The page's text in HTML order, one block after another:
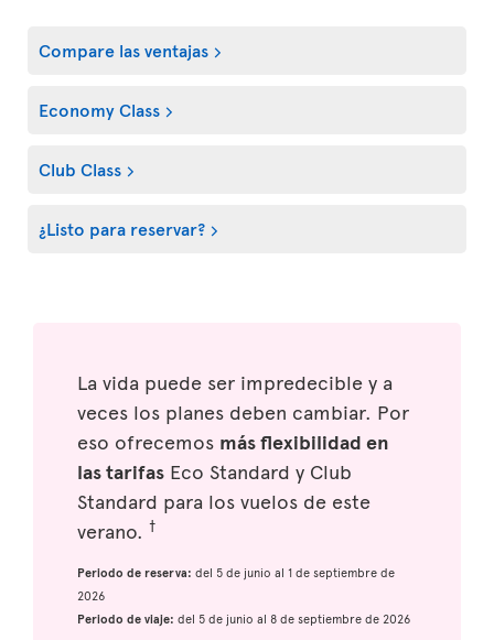
Compare las ventajas
Economy Class
Club Class
¿Listo para reservar?
La vida puede ser impredecible y a
veces los planes deben cambiar. Por
eso ofrecemos más flexibilidad en
las tarifas Eco Standard y Club
Standard para los vuelos de este
verano. †
Periodo de reserva: del 5 de junio al 1 de septiembre de
2026
Periodo de viaje: del 5 de junio al 8 de septiembre de 2026